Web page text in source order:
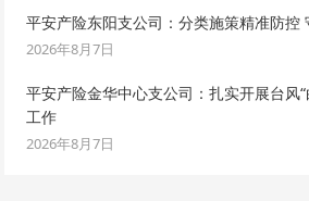
平安产险东阳支公司：分类施策精准防控
2026年8月7日
平安产险金华中心支公司：扎实开展台风
工作
2026年8月7日